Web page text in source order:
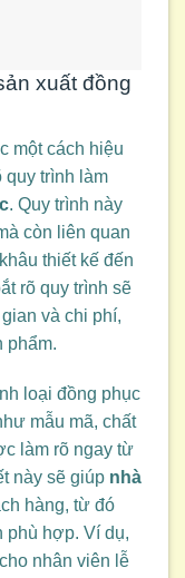
xuất đồng
một cách hiệu
quy trình làm
. Quy trình này
còn liên quan
thiết kế đến
rõ quy trình sẽ
và chi phí,
phẩm.
loại đồng phục
mẫu mã, chất
làm rõ ngay từ
này sẽ giúp nhà
hàng, từ đó
phù hợp. Ví dụ,
nhân viên lễ